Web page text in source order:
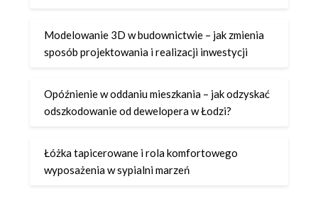
Modelowanie 3D w budownictwie – jak zmienia
sposób projektowania i realizacji inwestycji
Opóźnienie w oddaniu mieszkania – jak odzyskać
odszkodowanie od dewelopera w Łodzi?
Łóżka tapicerowane i rola komfortowego
wyposażenia w sypialni marzeń